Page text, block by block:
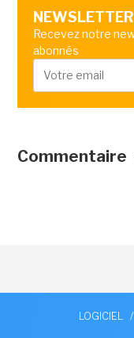
NEWSLETTER
Recevez notre
abonnés
Commentaire
LOGICIEL /